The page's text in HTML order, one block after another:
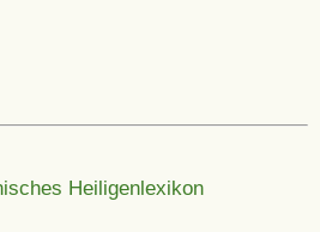
Heiligenlexikon